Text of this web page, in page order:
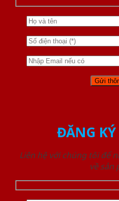
ĐĂNG
Liên hệ với chúng tôi để
về sản